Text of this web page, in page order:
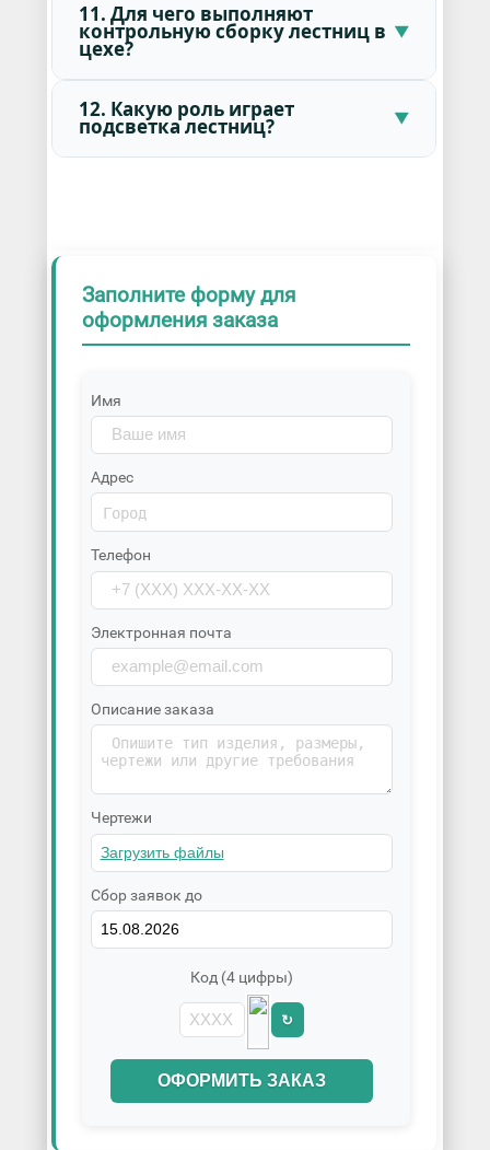
11. Для чего выполняют
контрольную сборку лестниц в
цехе?
12. Какую роль играет
подсветка лестниц?
Заполните форму для
оформления заказа
Имя
Адрес
Телефон
Электронная почта
Описание заказа
Чертежи
Сбор заявок до
Код (4 цифры)
↻
ОФОРМИТЬ ЗАКАЗ